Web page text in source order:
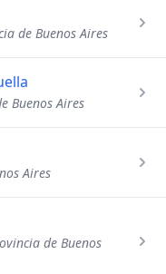
de Buenos Aires
Buenos Aires
Aires
de Buenos